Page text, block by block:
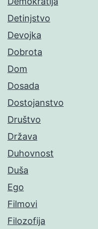
Detinjstvo
Devojka
Dobrota
Dom
Dosada
Dostojanstvo
Društvo
Država
Duhovnost
Duša
Ego
Filmovi
Filozofija